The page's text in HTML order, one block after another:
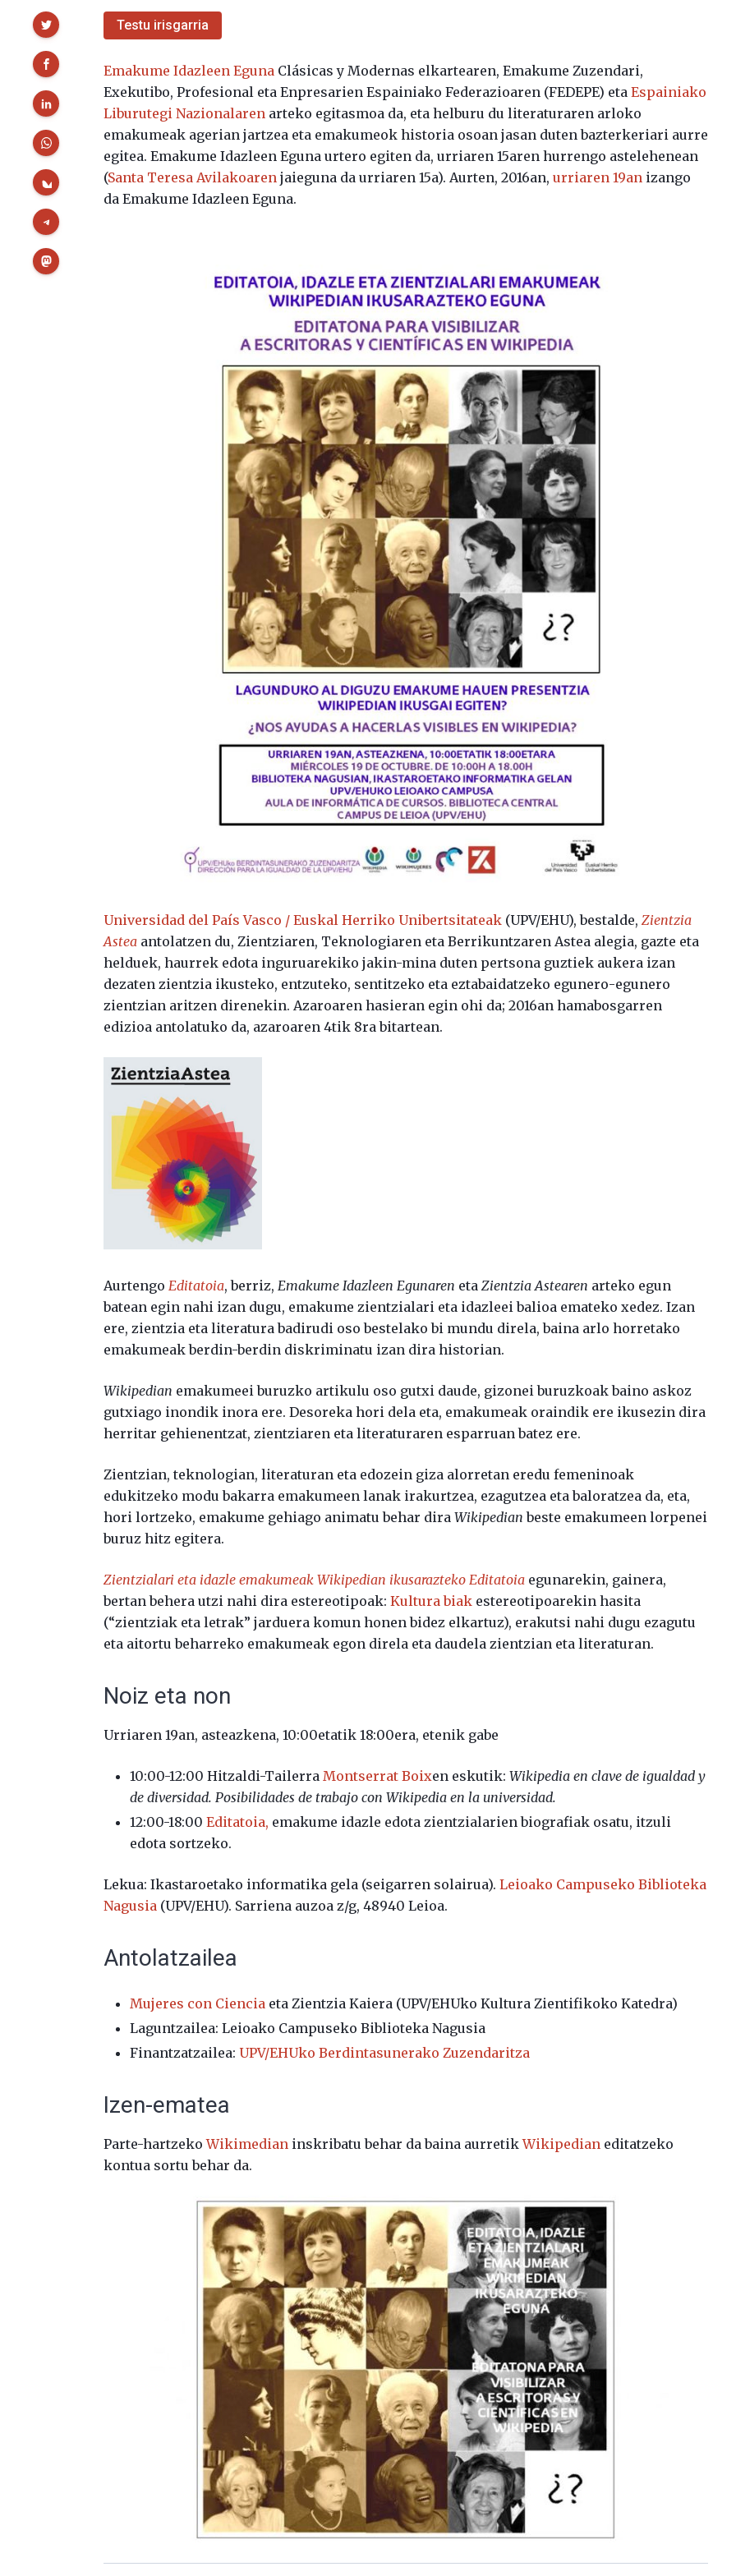
Testu irisgarria
Emakume Idazleen Eguna Clásicas y Modernas elkartearen, Emakume Zuzendari,
Exekutibo, Profesional eta Enpresarien Espainiako Federazioaren (FEDEPE) etaEspainiako
Liburutegi Nazionalaren arteko egitasmoa da, eta helburu du literaturaren arloko
emakumeak agerian jartzea eta emakumeok historia osoan jasan duten bazterkeriari aurre
egitea. Emakume Idazleen Eguna urtero egiten da, urriaren 15aren hurrengo astelehenean
(Santa Teresa Avilakoaren jaieguna da urriaren 15a). Aurten, 2016an,urriaren 19an izango
da Emakume Idazleen Eguna.
Universidad del País Vasco / Euskal Herriko Unibertsitateak (UPV/EHU), bestalde,Zientzia
Astea antolatzen du, Zientziaren, Teknologiaren eta Berrikuntzaren Astea alegia, gazte eta
helduek, haurrek edota inguruarekiko jakin-mina duten pertsona guztiek aukera izan
dezaten zientzia ikusteko, entzuteko, sentitzeko eta eztabaidatzeko egunero-egunero
zientzian aritzen direnekin. Azaroaren hasieran egin ohi da; 2016an hamabosgarren
edizioa antolatuko da, azaroaren 4tik 8ra bitartean.
AurtengoEditatoia, berriz,Emakume Idazleen Egunaren etaZientzia Astearen arteko egun
batean egin nahi izan dugu, emakume zientzialari eta idazleei balioa emateko xedez. Izan
ere, zientzia eta literatura badirudi oso bestelako bi mundu direla, baina arlo horretako
emakumeak berdin-berdin diskriminatu izan dira historian.
Wikipedian emakumeei buruzko artikulu oso gutxi daude, gizonei buruzkoak baino askoz
gutxiago inondik inora ere. Desoreka hori dela eta, emakumeak oraindik ere ikusezin dira
herritar gehienentzat, zientziaren eta literaturaren esparruan batez ere.
Zientzian, teknologian, literaturan eta edozein giza alorretan eredu femeninoak
edukitzeko modu bakarra emakumeen lanak irakurtzea, ezagutzea eta baloratzea da, eta,
hori lortzeko, emakume gehiago animatu behar diraWikipedian beste emakumeen lorpenei
buruz hitz egitera.
Zientzialari eta idazle emakumeak Wikipedian ikusarazteko Editatoia egunarekin, gainera,
bertan behera utzi nahi dira estereotipoak:Kultura biak estereotipoarekin hasita
(“zientziak eta letrak” jarduera komun honen bidez elkartuz), erakutsi nahi dugu ezagutu
eta aitortu beharreko emakumeak egon direla eta daudela zientzian eta literaturan.
Noiz eta non
Urriaren 19an, asteazkena, 10:00etatik 18:00era, etenik gabe
10:00-12:00 Hitzaldi-TailerraMontserrat Boixen eskutik:Wikipedia en clave de igualdad y
de diversidad. Posibilidades de trabajo con Wikipedia en la universidad.
12:00-18:00Editatoia, emakume idazle edota zientzialarien biografiak osatu, itzuli
edota sortzeko.
Lekua: Ikastaroetako informatika gela (seigarren solairua).Leioako Campuseko Biblioteka
Nagusia (UPV/EHU). Sarriena auzoa z/g, 48940 Leioa.
Antolatzailea
Mujeres con Ciencia eta Zientzia Kaiera (UPV/EHUko Kultura Zientifikoko Katedra)
Laguntzailea: Leioako Campuseko Biblioteka Nagusia
Finantzatzailea: UPV/EHUko Berdintasunerako Zuzendaritza
Izen-ematea
Parte-hartzekoWikimedian inskribatu behar da baina aurretikWikipedian editatzeko
kontua sortu behar da.
Partekatu